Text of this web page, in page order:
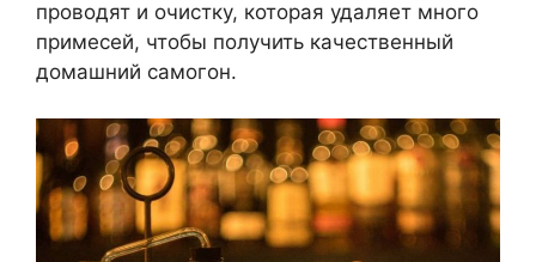
проводят и очистку, которая удаляет много
примесей, чтобы получить качественный
домашний самогон.